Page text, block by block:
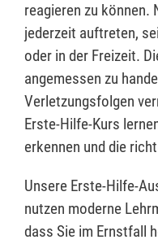
reagieren zu können.
jederzeit auftreten,
oder in der Freizeit.
angemessen zu
Verletzungsfolgen
Erste-Hilfe-Kurs
erkennen und die
Unsere Erste-Hilfe-
nutzen moderne
dass Sie im Ernstfall